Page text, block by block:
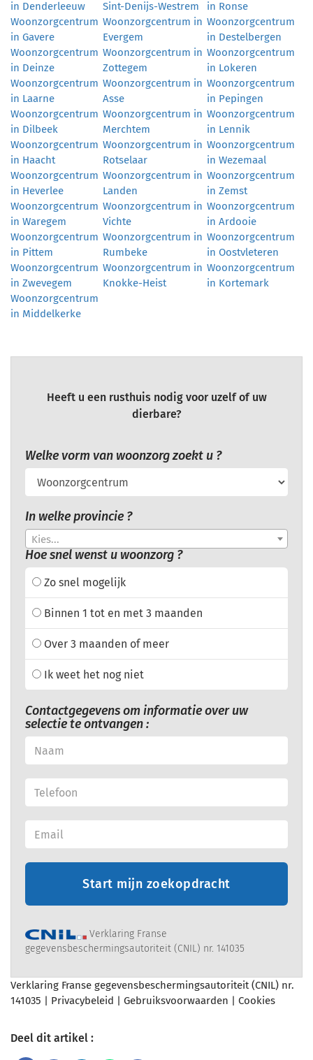
in Denderleeuw
Sint-Denijs-Westrem
in Ronse
Woonzorgcentrum
in Gavere
Woonzorgcentrum in
Evergem
Woonzorgcentrum
in Destelbergen
Woonzorgcentrum
in Deinze
Woonzorgcentrum in
Zottegem
Woonzorgcentrum
in Lokeren
Woonzorgcentrum
in Laarne
Woonzorgcentrum in
Asse
Woonzorgcentrum
in Pepingen
Woonzorgcentrum
in Dilbeek
Woonzorgcentrum in
Merchtem
Woonzorgcentrum
in Lennik
Woonzorgcentrum
in Haacht
Woonzorgcentrum in
Rotselaar
Woonzorgcentrum
in Wezemaal
Woonzorgcentrum
in Heverlee
Woonzorgcentrum in
Landen
Woonzorgcentrum
in Zemst
Woonzorgcentrum
in Waregem
Woonzorgcentrum in
Vichte
Woonzorgcentrum
in Ardooie
Woonzorgcentrum
in Pittem
Woonzorgcentrum in
Rumbeke
Woonzorgcentrum
in Oostvleteren
Woonzorgcentrum
in Zwevegem
Woonzorgcentrum in
Knokke-Heist
Woonzorgcentrum
in Kortemark
Woonzorgcentrum
in Middelkerke
Heeft u een rusthuis nodig voor uzelf of uw
dierbare?
Welke vorm van woonzorg zoekt u ?
In welke provincie ?
Kies...
Hoe snel wenst u woonzorg ?
Zo snel mogelijk
Binnen 1 tot en met 3 maanden
Over 3 maanden of meer
Ik weet het nog niet
Contactgegevens om informatie over uw
selectie te ontvangen :
Start mijn zoekopdracht
Verklaring Franse
gegevensbeschermingsautoriteit (CNIL) nr. 141035
Verklaring Franse gegevensbeschermingsautoriteit (CNIL) nr.
141035 | Privacybeleid | Gebruiksvoorwaarden | Cookies
Deel dit artikel :